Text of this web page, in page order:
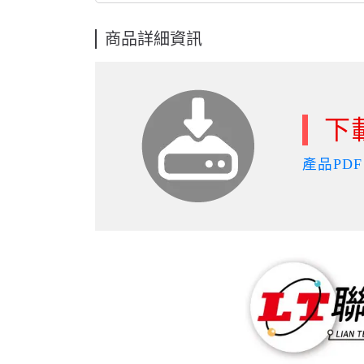
商品詳細資訊
下
產品PDF